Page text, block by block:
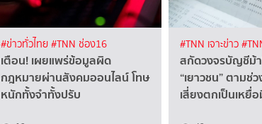
#ข่าวทั่วไทย#TNN ช่อง16
เตือน! เผยแพร่ข้อมูลผิด
กฎหมายผ่านสังคมออนไลน์ โทษ
หนักทั้งจำทั้งปรับ
#TNN เจาะข่าว
สกัดวงจรบัญชีม้า
“เยาวชน” ตามช่
เสี่ยงตกเป็นเหยื่